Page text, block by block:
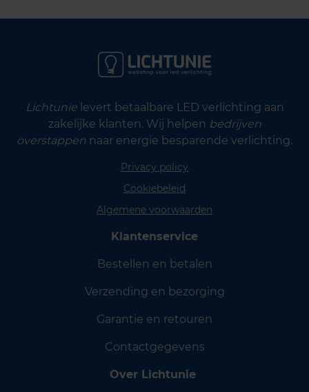
Lichtunielevert betaalbare LED verlichting aan
zakelijke klanten. Wij helpen bedrijven
overstappen naar energie besparende verlichting.
Privacy policy
Cookiebeleid
Algemene voorwaarden
Klantenservice
Bestellen en betalen
Verzending en bezorging
Garantie en retouren
Contactgegevens
Over Lichtunie